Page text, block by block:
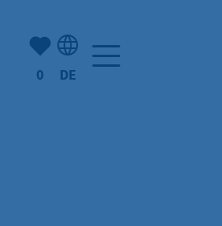
Anzahl der gemerkten
0 DE